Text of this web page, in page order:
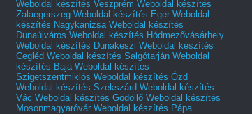
Weboldal készítés Veszprém Weboldal készítés
Zalaegerszeg Weboldal készítés Eger Weboldal
készítés Nagykanizsa Weboldal készítés
Dunaújváros Weboldal készítés Hódmezővásárhely
Weboldal készítés Dunakeszi Weboldal készítés
Cegléd Weboldal készítés Salgótarján Weboldal
készítés Baja Weboldal készítés
Szigetszentmiklós Weboldal készítés Ózd
Weboldal készítés Szekszárd Weboldal készítés
Vác Weboldal készítés Gödöllő Weboldal készítés
Mosonmagyaróvár Weboldal készítés Pápa